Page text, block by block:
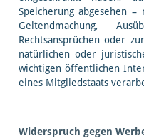
Speicherung abgesehen
Geltendmachung,
Rechtsansprüchen oder
natürlichen oder
wichtigen öffentlichen
eines Mitgliedstaats
Widerspruch gegen